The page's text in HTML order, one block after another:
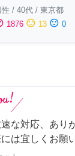
性 / 40代 / 東京都
1876 sentiment_neutral 13 sentiment_dissatisfied 0
な対応、あり
は宜しくお願